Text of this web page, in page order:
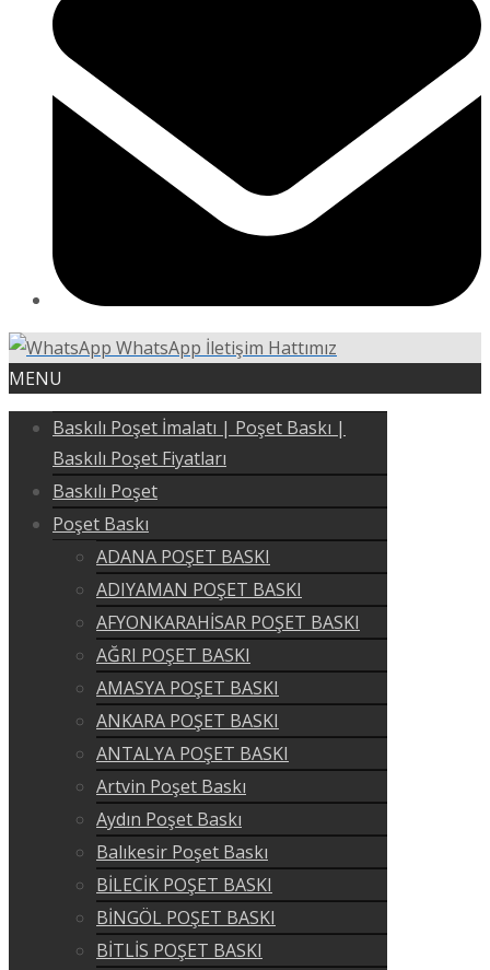
WhatsApp İletişim Hattımız
MENU
Baskılı Poşet İmalatı | Poşet Baskı |
Baskılı Poşet Fiyatları
Baskılı Poşet
Poşet Baskı
ADANA POŞET BASKI
ADIYAMAN POŞET BASKI
AFYONKARAHİSAR POŞET BASKI
AĞRI POŞET BASKI
AMASYA POŞET BASKI
ANKARA POŞET BASKI
ANTALYA POŞET BASKI
Artvin Poşet Baskı
Aydın Poşet Baskı
Balıkesir Poşet Baskı
BİLECİK POŞET BASKI
BİNGÖL POŞET BASKI
BİTLİS POŞET BASKI